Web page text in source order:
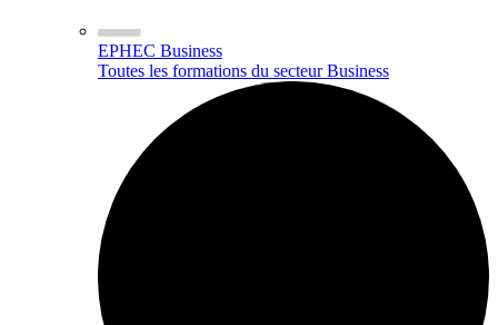
EPHEC Business
Toutes les formations du secteur Business